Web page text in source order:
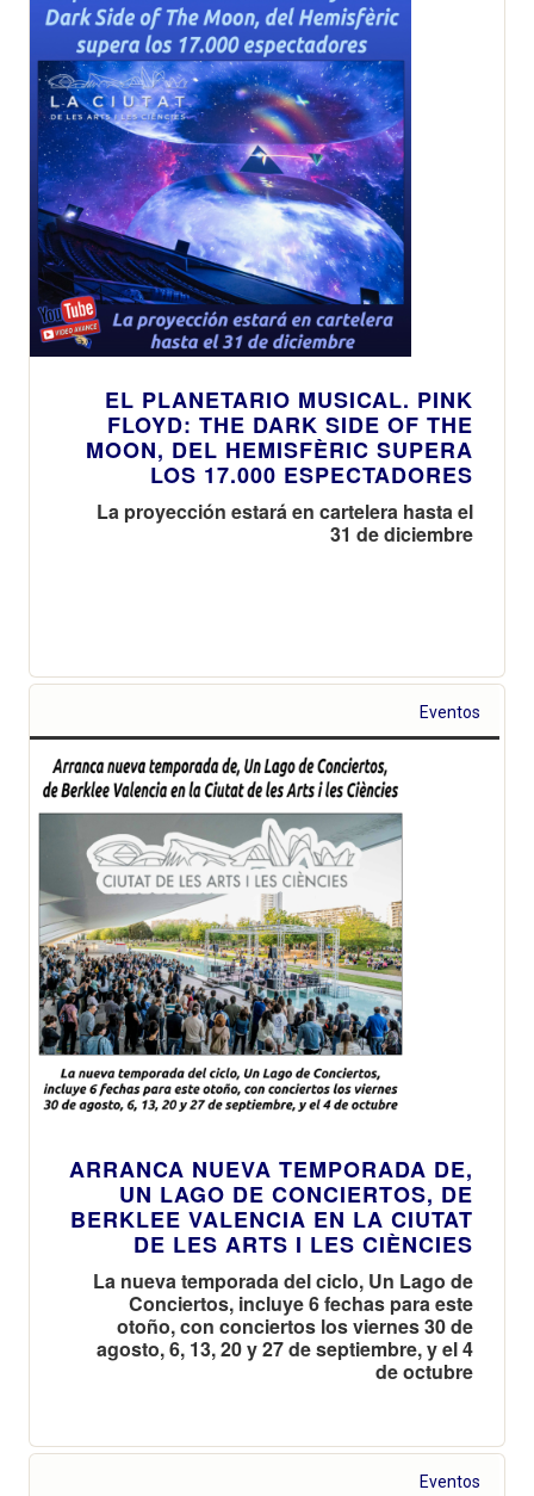
EL PLANETARIO MUSICAL. PINK
FLOYD: THE DARK SIDE OF THE
MOON, DEL HEMISFÈRIC SUPERA
LOS 17.000 ESPECTADORES
La proyección estará en cartelera hasta el
31 de diciembre
Eventos
ARRANCA NUEVA TEMPORADA DE,
UN LAGO DE CONCIERTOS, DE
BERKLEE VALENCIA EN LA CIUTAT
DE LES ARTS I LES CIÈNCIES
La nueva temporada del ciclo, Un Lago de
Conciertos, incluye 6 fechas para este
otoño, con conciertos los viernes 30 de
agosto, 6, 13, 20 y 27 de septiembre, y el 4
de octubre
Eventos